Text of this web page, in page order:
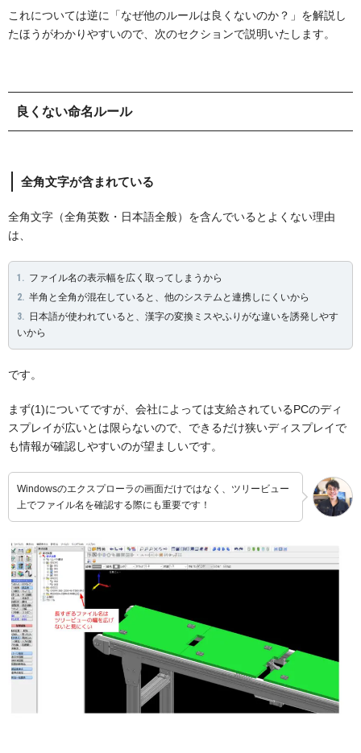
これについては逆に「なぜ他のルールは良くないのか？」を解説し
たほうがわかりやすいので、次のセクションで説明いたします。
良くない命名ルール
全角文字が含まれている
全角文字（全角英数・日本語全般）を含んでいるとよくない理由
は、
ファイル名の表示幅を広く取ってしまうから
半角と全角が混在していると、他のシステムと連携しにくいから
日本語が使われていると、漢字の変換ミスやふりがな違いを誘発しやす
いから
です。
まず(1)についてですが、会社によっては支給されているPCのディ
スプレイが広いとは限らないので、できるだけ狭いディスプレイで
も情報が確認しやすいのが望ましいです。
Windowsのエクスプローラの画面だけではなく、ツリービュー
上でファイル名を確認する際にも重要です！